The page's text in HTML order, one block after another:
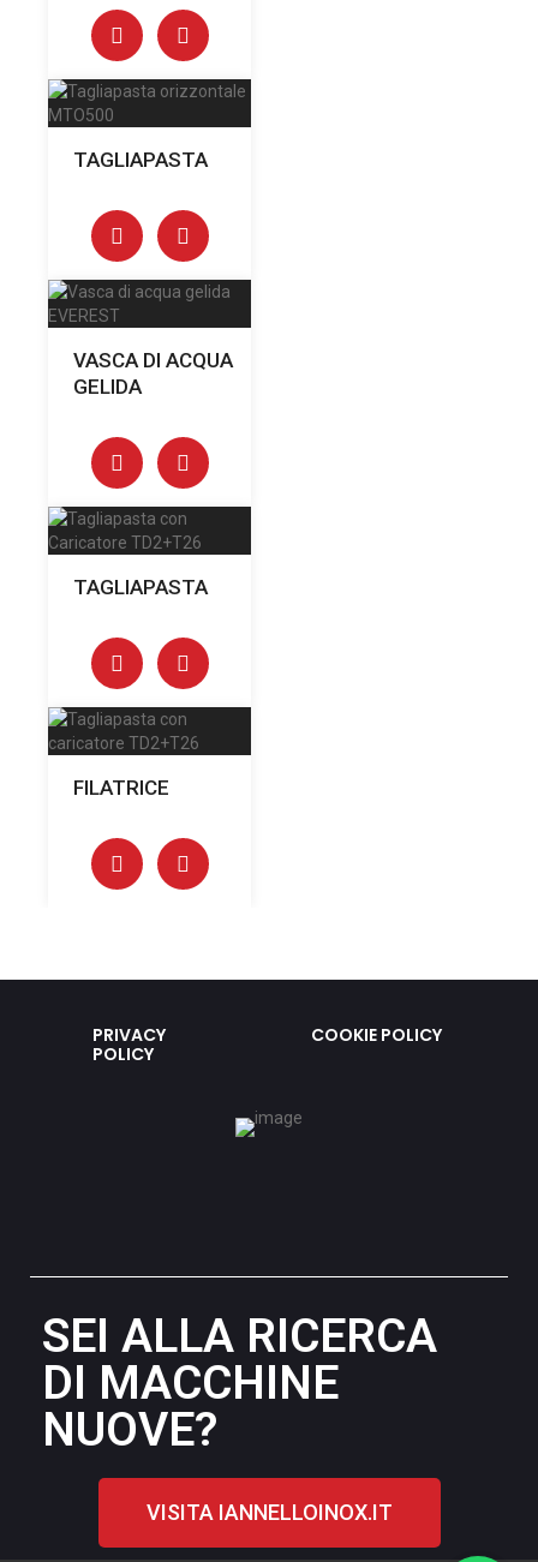
TAGLIAPASTA
VASCA DI ACQUA
GELIDA
TAGLIAPASTA
FILATRICE
PRIVACY
POLICY
COOKIE POLICY
VISITA IANNELLOINOX.IT
SEI ALLA RICERCA
DI MACCHINE
NUOVE?